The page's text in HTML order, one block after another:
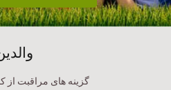
گزینه های مراقبت از